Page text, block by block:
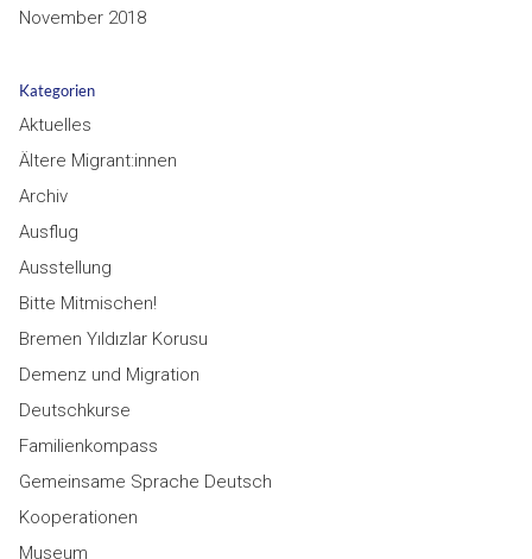
November 2018
Kategorien
Aktuelles
Ältere Migrant:innen
Archiv
Ausflug
Ausstellung
Bitte Mitmischen!
Bremen Yıldızlar Korusu
Demenz und Migration
Deutschkurse
Familienkompass
Gemeinsame Sprache Deutsch
Kooperationen
Museum